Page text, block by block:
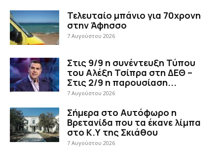
Τελευταίο μπάνιο για 70χρονη
στην Άφησσο
7 Αυγούστου 2026
Στις 9/9 η συνέντευξη Τύπου
του Αλέξη Τσίπρα στη ΔΕΘ –
Στις 2/9 η παρουσίαση...
7 Αυγούστου 2026
Σήμερα στο Αυτόφωρο η
Βρετανίδα που τα έκανε λίμπα
στο Κ.Υ της Σκιάθου
7 Αυγούστου 2026